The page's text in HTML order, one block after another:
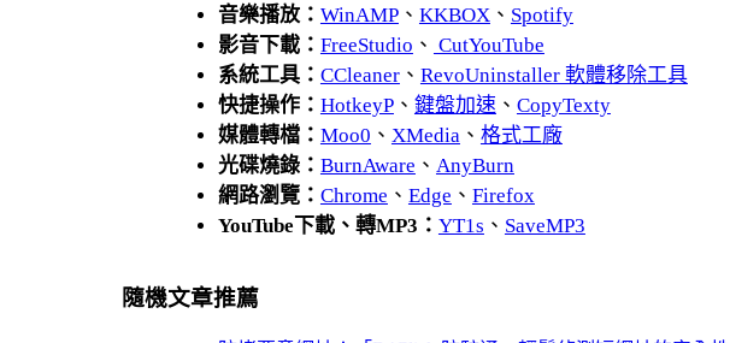
音樂播放： WinAMP、 KKBOX、 Spotify
影音下載： FreeStudio 、 CutYouTube
系統工具： CCleaner、 RevoUninstaller 軟體移除工具
快捷操作： HotkeyP、 鍵盤加速、 CopyTexty
媒體轉檔： Moo0 、 XMedia、 格式工廠
光碟燒錄： BurnAware 、 AnyBurn
網路瀏覽： Chrome 、 Edge 、 Firefox
YouTube下載、轉MP3： YT1s 、 SaveMP3
隨機文章推薦